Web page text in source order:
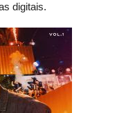
digitais.